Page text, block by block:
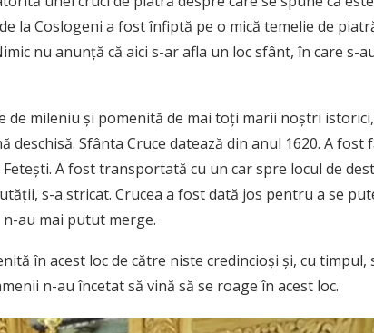
la Coslogeni a fost înfiptă pe o mică temelie de
nu anunţă că aici s-ar afla un loc sfânt, în care s-
de mileniu şi pomenită de mai toţi marii noştri istorici,
deschisă. Sfânta Cruce datează din anul 1620. A fost
A fost transportată cu un car spre locul de
s-a stricat. Crucea a fost dată jos pentru a se
au mai putut merge.
în acest loc de către niste credincioşi şi, cu timpul,
n-au încetat să vină să se roage în acest loc.